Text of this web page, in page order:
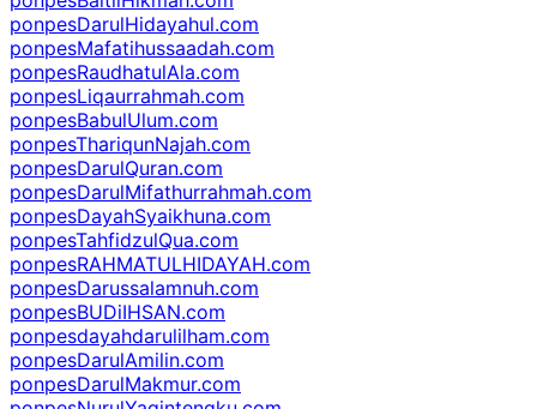
ponpesDarulHidayahul.com
ponpesMafatihussaadah.com
ponpesRaudhatulAla.com
ponpesLiqaurrahmah.com
ponpesBabulUlum.com
ponpesThariqunNajah.com
ponpesDarulQuran.com
ponpesDarulMifathurrahmah.com
ponpesDayahSyaikhuna.com
ponpesTahfidzulQua.com
ponpesRAHMATULHIDAYAH.com
ponpesDarussalamnuh.com
ponpesBUDiIHSAN.com
ponpesdayahdarulilham.com
ponpesDarulAmilin.com
ponpesDarulMakmur.com